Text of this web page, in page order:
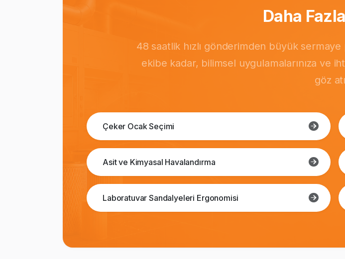
Daha
48 saatlik hızlı gönderimden büyük
ekibe kadar, bilimsel uygulamalarınıza ve
göz
Çeker Ocak Seçimi
Asit ve Kimyasal Havalandırma
Laboratuvar Sandalyeleri Ergonomisi